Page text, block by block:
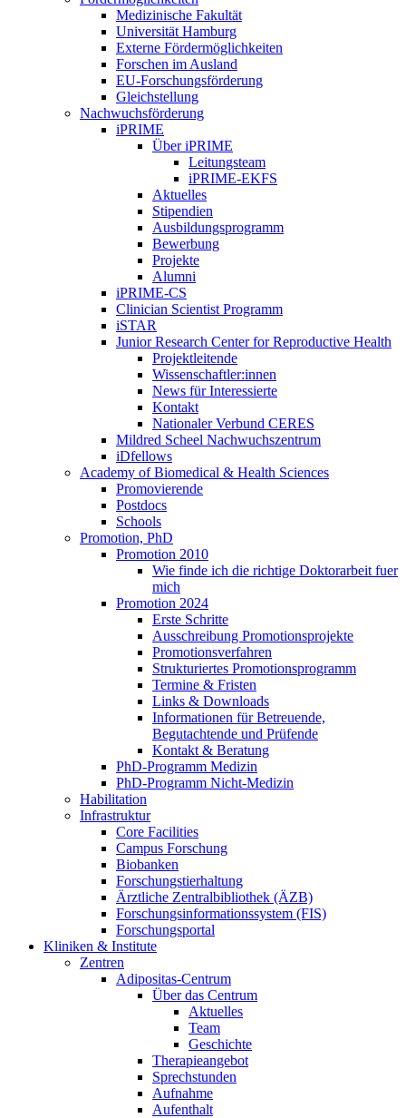
Medizinische Fakultät
Universität Hamburg
Externe Fördermöglichkeiten
Forschen im Ausland
EU-Forschungsförderung
Gleichstellung
Nachwuchsförderung
iPRIME
Über iPRIME
Leitungsteam
iPRIME-EKFS
Aktuelles
Stipendien
Ausbildungsprogramm
Bewerbung
Projekte
Alumni
iPRIME-CS
Clinician Scientist Programm
iSTAR
Junior Research Center for Reproductive Health
Projektleitende
Wissenschaftler:innen
News für Interessierte
Kontakt
Nationaler Verbund CERES
Mildred Scheel Nachwuchszentrum
iDfellows
Academy of Biomedical & Health Sciences
Promovierende
Postdocs
Schools
Promotion, PhD
Promotion 2010
Wie finde ich die richtige Doktorarbeit fuer
mich
Promotion 2024
Erste Schritte
Ausschreibung Promotionsprojekte
Promotionsverfahren
Strukturiertes Promotionsprogramm
Termine & Fristen
Links & Downloads
Informationen für Betreuende,
Begutachtende und Prüfende
Kontakt & Beratung
PhD-Programm Medizin
PhD-Programm Nicht-Medizin
Habilitation
Infrastruktur
Core Facilities
Campus Forschung
Biobanken
Forschungstierhaltung
Ärztliche Zentralbibliothek (ÄZB)
Forschungsinformationssystem (FIS)
Forschungsportal
Kliniken & Institute
Zentren
Adipositas-Centrum
Über das Centrum
Aktuelles
Team
Geschichte
Therapieangebot
Sprechstunden
Aufnahme
Aufenthalt